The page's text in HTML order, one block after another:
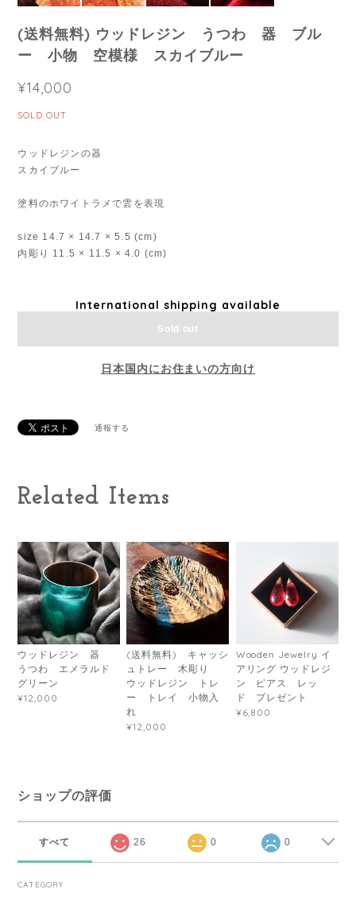
(送料無料) ウッドレジン うつわ 器 ブル
ー 小物 空模様 スカイブルー
¥14,000
SOLD OUT
ウッドレジンの器
スカイブルー
塗料のホワイトラメで雲を表現
size 14.7 × 14.7 × 5.5 (cm)
内彫り 11.5 × 11.5 × 4.0 (cm)
International shipping available
Sold out
日本国内にお住まいの方向け
通報する
Related Items
ウッドレジン 器
うつわ エメラルド
グリーン
¥12,000
(送料無料) キャッシ
ュトレー 木彫り
ウッドレジン トレ
ー トレイ 小物入
れ
¥12,000
Wooden Jewelry イ
アリング ウッドレジ
ン ピアス レッ
ド プレゼント
¥6,800
ショップの評価
すべて 26 0 0
CATEGORY